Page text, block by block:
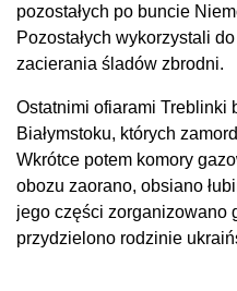
pozostałych po buncie
Pozostałych wykorzystali
zacierania śladów zbrodni.
Ostatnimi ofiarami Treblinki
Białymstoku, których
Wkrótce potem komory
obozu zaorano, obsiano
jego części zorganizowano
przydzielono rodzinie